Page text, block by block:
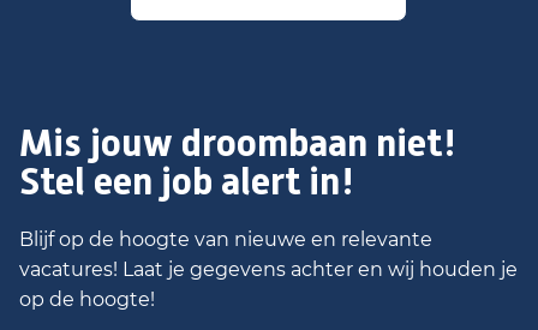
Mis jouw droombaan niet!
Stel een job alert in!
Blijf op de hoogte van nieuwe en relevante
vacatures! Laat je gegevens achter en wij houden je
op de hoogte!